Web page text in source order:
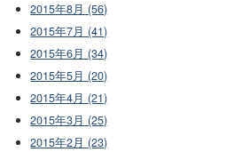
2015年8月 (56)
2015年7月 (41)
2015年6月 (34)
2015年5月 (20)
2015年4月 (21)
2015年3月 (25)
2015年2月 (23)